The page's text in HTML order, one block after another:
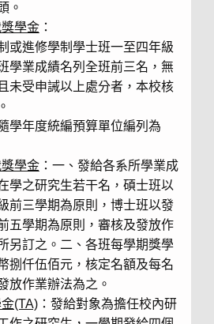
。
學金：
或進修學制學士班一至四年級
學業成績名列全班前三名，無
未受申誡以上處分者，本校核
學年度統編預算單位編列為
學金：一、發給各系所學業成
學之研究生若干名，碩士班以
前三學期為原則，博士班以發
五學期為原則，審核及發放作
另訂之。二、各班每學期獎學
捌仟伍佰元，核定名額及每名
放作業辦法為之。
(TA)：發給對象為擔任校內研